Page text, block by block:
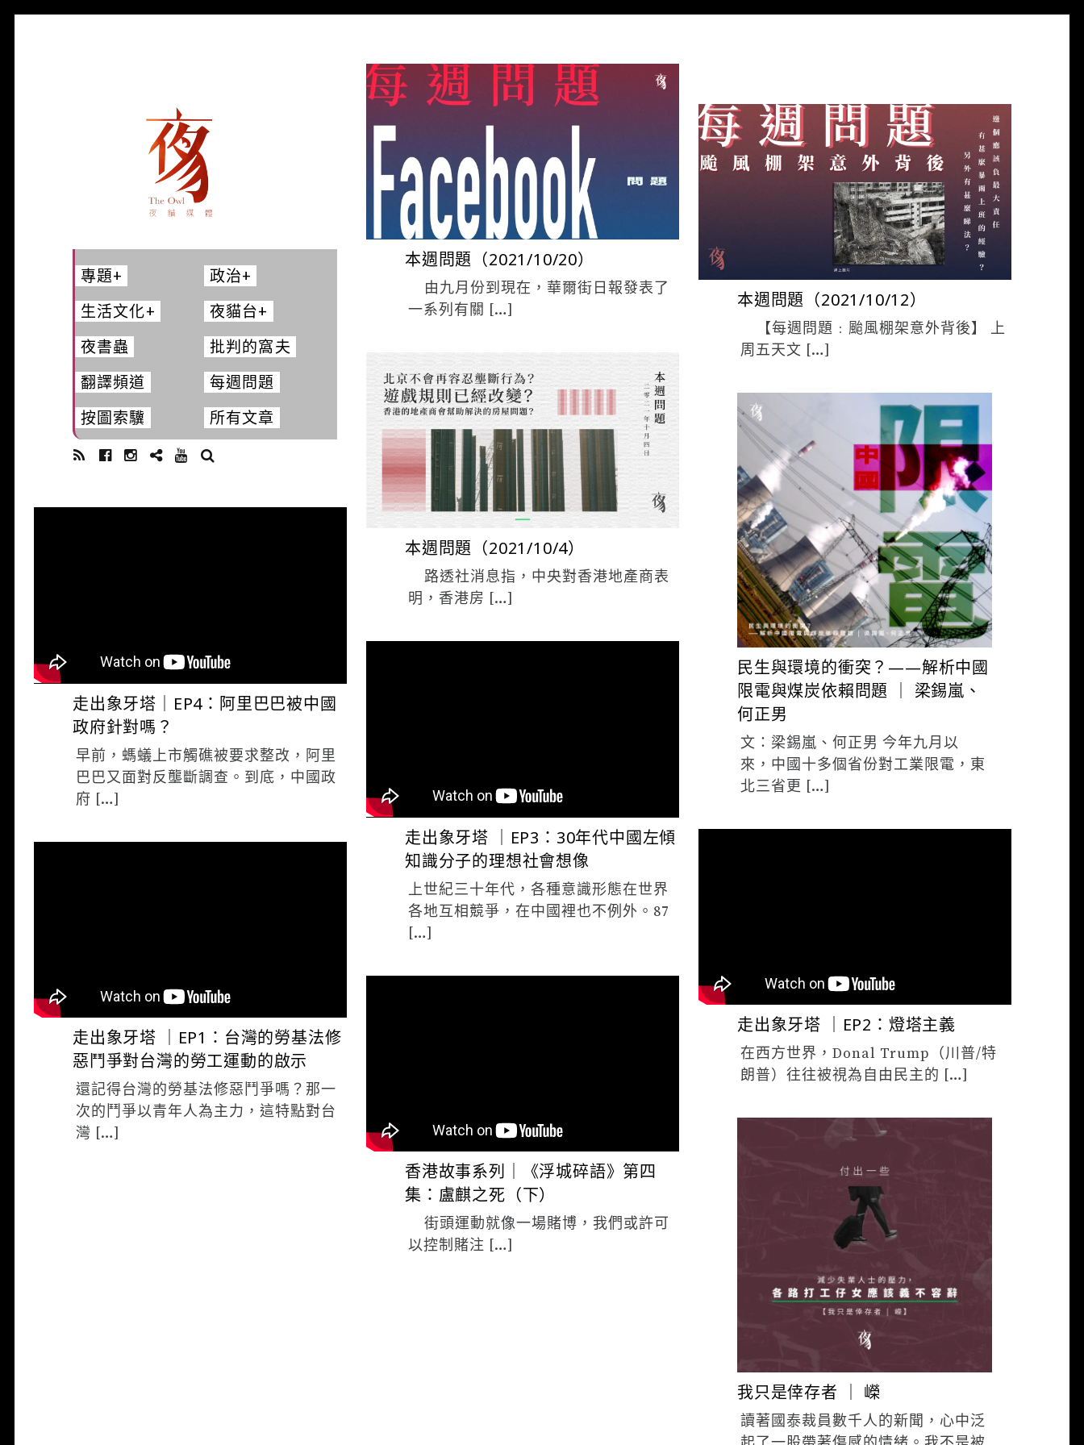
夜貓-THEOWL
專題+ 政治+
生活文化+ 夜貓台+
夜書蟲
批判的窩夫
翻譯頻道
每週問題
按圖索驥
所有文章
夜貓 編輯 10 月 20, 2021
本週問題（2021/10/20）
由九月份到現在，華爾街日報發表了
一系列有關 […]
夜貓 編輯 10 月 12, 2021
本週問題（2021/10/12）
【每週問題﹕颱風棚架意外背後】 上
周五天文 […]
本週問題（2021/10/4）
路透社消息指，中央對香港地產商表
明，香港房 […]
10 月 1, 2021
民生與環境的衝突？——解析中國
限電與煤炭依賴問題 ｜ 梁錫嵐、
何正男
文：梁錫嵐、何正男 今年九月以
來，中國十多個省份對工業限電，東
北三省更 […]
走出象牙塔｜EP4：阿里巴巴被中國
政府針對嗎？
早前，螞蟻上市觸礁被要求整改，阿里
巴巴又面對反壟斷調查。到底，中國政
府 […]
走出象牙塔 ｜EP3：30年代中國左傾
知識分子的理想社會想像
上世紀三十年代，各種意識形態在世界
各地互相競爭，在中國裡也不例外。87
[…]
走出象牙塔 ｜EP2：燈塔主義
在西方世界，Donal Trump（川普/特
朗普）往往被視為自由民主的 […]
走出象牙塔 ｜EP1：台灣的勞基法修
惡鬥爭對台灣的勞工運動的啟示
還記得台灣的勞基法修惡鬥爭嗎？那一
次的鬥爭以青年人為主力，這特點對台
灣 […]
香港故事系列｜《浮城碎語》第四
集：盧麒之死（下）
街頭運動就像一場賭博，我們或許可
以控制賭注 […]
10 月 23, 2020
我只是倖存者 ｜ 嶸
讀著國泰裁員數千人的新聞，心中泛